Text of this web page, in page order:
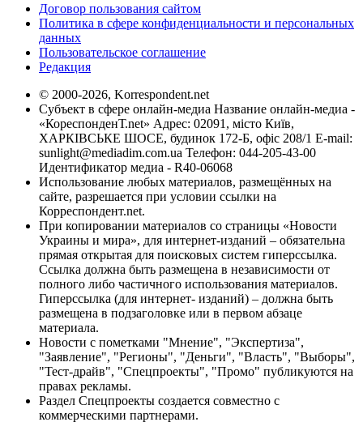
Договор пользования сайтом
Политика в сфере конфиденциальности и персональных
данных
Пользовательское соглашение
Редакция
© 2000-2026, Korrespondent.net
Субъект в сфере онлайн-медиа Название онлайн-медиа -
«КореспонденТ.net» Адрес: 02091, місто Київ,
ХАРКІВСЬКЕ ШОСЕ, будинок 172-Б, офіс 208/1 E-mail:
sunlight@mediadim.com.ua Телефон: 044-205-43-00
Идентификатор медиа - R40-06068
Использование любых материалов, размещённых на
сайте, разрешается при условии ссылки на
Корреспондент.net.
При копировании материалов со страницы «Новости
Украины и мира», для интернет-изданий – обязательна
прямая открытая для поисковых систем гиперссылка.
Ссылка должна быть размещена в независимости от
полного либо частичного использования материалов.
Гиперссылка (для интернет- изданий) – должна быть
размещена в подзаголовке или в первом абзаце
материала.
Новости с пометками "Мнение", "Экспертиза",
"Заявление", "Регионы", "Деньги", "Власть", "Выборы",
"Тест-драйв", "Спецпроекты", "Промо" публикуются на
правах рекламы.
Раздел Спецпроекты создается совместно с
коммерческими партнерами.